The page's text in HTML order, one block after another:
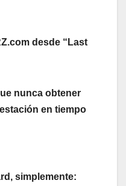
desde “Last
nunca obtener
en tiempo
simplemente: